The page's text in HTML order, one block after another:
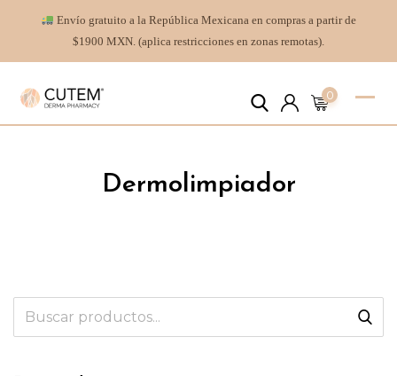
Envío gratuito a la República Mexicana en compras a partir de
$1900 MXN. (aplica restricciones en zonas remotas).
0
Dermolimpiador